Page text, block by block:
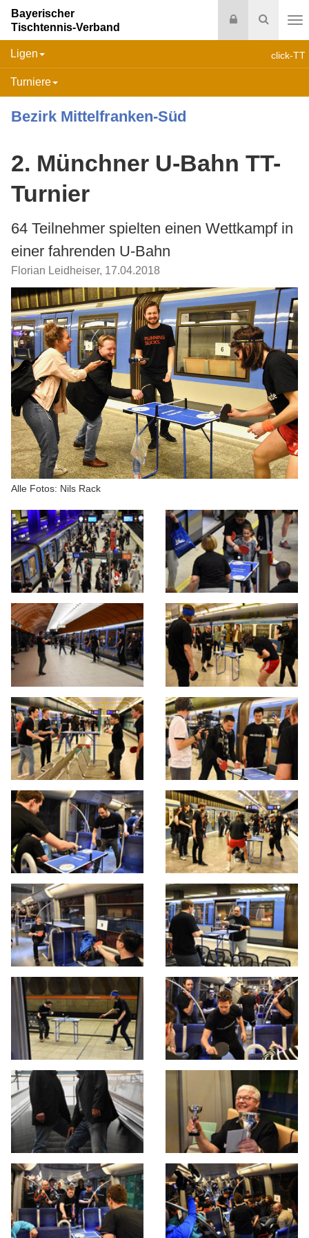
Suche
Login
Bayerischer
Tischtennis-Verband
click-TT
Ligen
Turniere
Bezirk Mittelfranken-Süd
2. Münchner U-Bahn TT-
Turnier
64 Teilnehmer spielten einen Wettkampf in
einer fahrenden U-Bahn
Florian Leidheiser, 17.04.2018
Alle Fotos: Nils Rack